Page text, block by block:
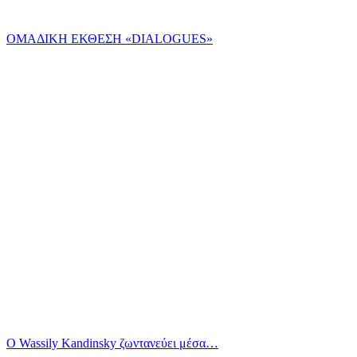
ΟΜΑΔΙΚΗ ΕΚΘΕΣΗ «DIALOGUES»
Ο Wassily Kandinsky ζωντανεύει μέσα…